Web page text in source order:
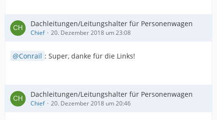
Dachleitungen/Leitungshalter für Personenwagen
Chief 20. Dezember 2018 um 23:08
Conrail : Super, danke für die Links!
Dachleitungen/Leitungshalter für Personenwagen
Chief 20. Dezember 2018 um 20:46